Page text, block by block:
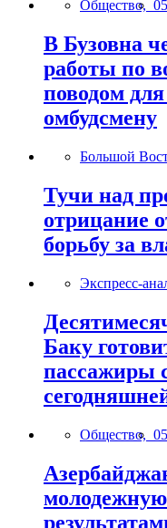
Общество,
В Бузовна
работы по
поводом
омбудсмену
Большой
Тучи над
отрицание
борьбу за
Экспресс-
Баку
пассажиры
Общество,